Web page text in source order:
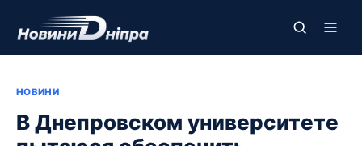
НОВИНИ
В Днепровском университете